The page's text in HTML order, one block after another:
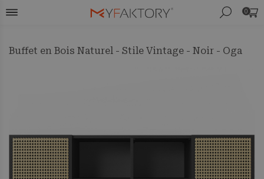
0
Buffet en Bois Naturel - Stile Vintage - Noir - Oga